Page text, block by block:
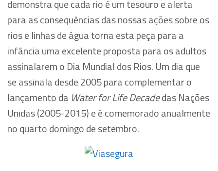
demonstra que cada rio é um tesouro e alerta
para as consequências das nossas ações sobre os
rios e linhas de água torna esta peça para a
infância uma excelente proposta para os adultos
assinalarem o Dia Mundial dos Rios. Um dia que
se assinala desde 2005 para complementar o
lançamento da Water for Life Decadedas Nações
Unidas (2005-2015) e é comemorado anualmente
no quarto domingo de setembro.